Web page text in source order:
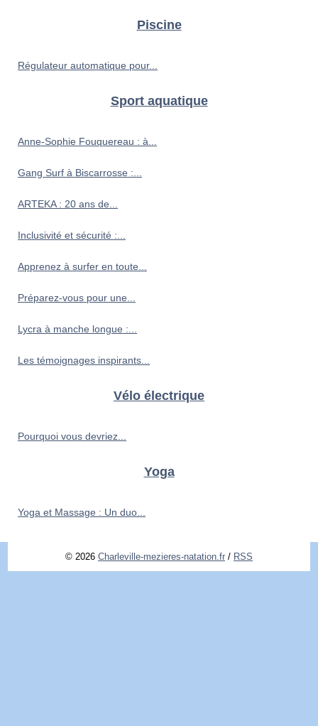
Piscine
Régulateur automatique pour...
Sport aquatique
Anne-Sophie Fouquereau : à...
Gang Surf à Biscarrosse :...
ARTEKA : 20 ans de...
Inclusivité et sécurité :...
Apprenez à surfer en toute...
Préparez-vous pour une...
Lycra à manche longue :...
Les témoignages inspirants...
Vélo électrique
Pourquoi vous devriez...
Yoga
Yoga et Massage : Un duo...
© 2026 Charleville-mezieres-natation.fr / RSS